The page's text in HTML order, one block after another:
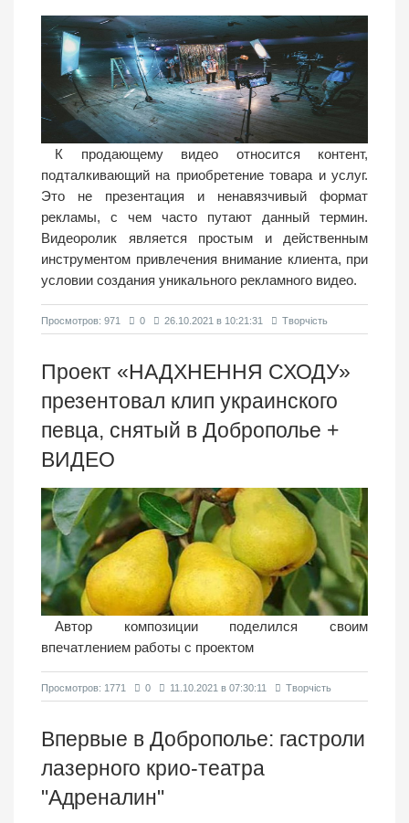
К продающему видео относится контент,
подталкивающий на приобретение товара и услуг.
Это не презентация и ненавязчивый формат
рекламы, с чем часто путают данный термин.
Видеоролик является простым и действенным
инструментом привлечения внимание клиента, при
условии создания уникального рекламного видео.
Просмотров: 971 0 26.10.2021 в 10:21:31 Творчість
Проект «НАДХНЕННЯ СХОДУ»
презентовал клип украинского
певца, снятый в Доброполье +
ВИДЕО
Автор композиции поделился своим
впечатлением работы с проектом
Просмотров: 1771 0 11.10.2021 в 07:30:11 Творчість
Впервые в Доброполье: гастроли
лазерного крио-театра
"Адреналин"